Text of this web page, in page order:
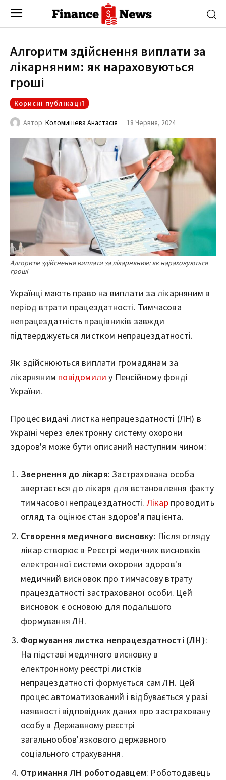
Алгоритм здійснення виплати за
лікарняним: як нараховуються
гроші
Корисні публікації
Автор Коломишева Анастасія 18 Червня, 2024
Алгоритм здійснення виплати за лікарняним: як нараховуються
гроші
Українці мають право на виплати за лікарняним в
період втрати працездатності. Тимчасова
непрацездатність працівників завжди
підтверджується листком непрацездатності.
Як здійснюються виплати громадянам за
лікарняним повідомили у Пенсійному фонді
України.
Процес видачі листка непрацездатності (ЛН) в
Україні через електронну систему охорони
здоров'я може бути описаний наступним чином:
Звернення до лікаря: Застрахована особа
звертається до лікаря для встановлення факту
тимчасової непрацездатності.Лікарпроводить
огляд та оцінює стан здоров'я пацієнта.
Створення медичного висновку: Після огляду
лікар створює в Реєстрі медичних висновків
електронної системи охорони здоров'я
медичний висновок про тимчасову втрату
працездатності застрахованої особи. Цей
висновок є основою для подальшого
формування ЛН.
Формування листка непрацездатності (ЛН):
На підставі медичного висновку в
електронному реєстрі листків
непрацездатності формується сам ЛН. Цей
процес автоматизований і відбувається у разі
наявності відповідних даних про застраховану
особу в Державному реєстрі
загальнообов'язкового державного
соціального страхування.
Отримання ЛН роботодавцем: Роботодавець